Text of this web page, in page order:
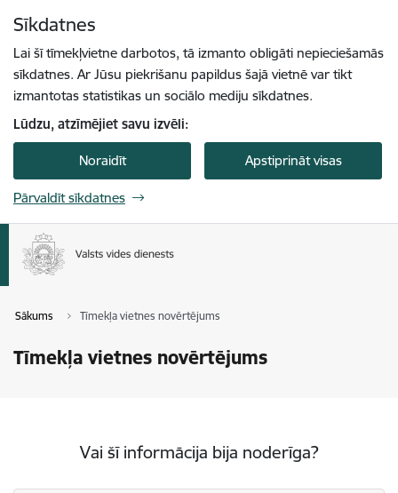
Sīkdatnes
Lai šī tīmekļvietne darbotos, tā izmanto obligāti nepieciešamās
sīkdatnes. Ar Jūsu piekrišanu papildus šajā vietnē var tikt
izmantotas statistikas un sociālo mediju sīkdatnes.
Lūdzu, atzīmējiet savu izvēli:
Noraidīt Apstiprināt visas
Pārvaldīt sīkdatnes
Sākums Tīmekļa vietnes novērtējums
Tīmekļa vietnes novērtējums
Vai šī informācija bija noderīga?